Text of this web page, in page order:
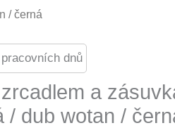
/ černá
dnů
a
/ dub wotan /